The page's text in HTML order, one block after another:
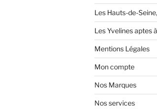
Les Hauts-de-
Les Yvelines aptes
Mentions Légales
Mon compte
Nos Marques
Nos services